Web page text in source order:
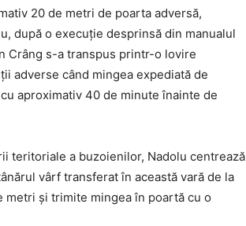
20 de metri de poarta adversă,
după o execuţie desprinsă din manualul
Crâng s-a transpus printr-o lovire
adverse când mingea expediată de
aproximativ 40 de minute înainte de
teritoriale a buzoienilor, Nadolu centrează
vârf transferat în această vară de la
metri şi trimite mingea în poartă cu o